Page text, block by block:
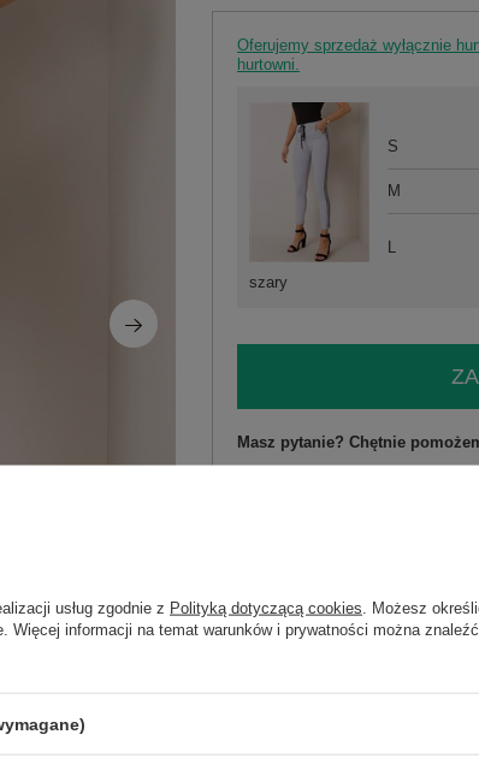
Oferujemy sprzedaż wyłącznie
hurtowni.
szary
S
M
L
Masz pytanie? Chętnie
wzór
dominujący
gładki
usług zgodnie z Polityką dotyczącą cookies . Możesz
Więcej informacji na temat warunków i prywatności można